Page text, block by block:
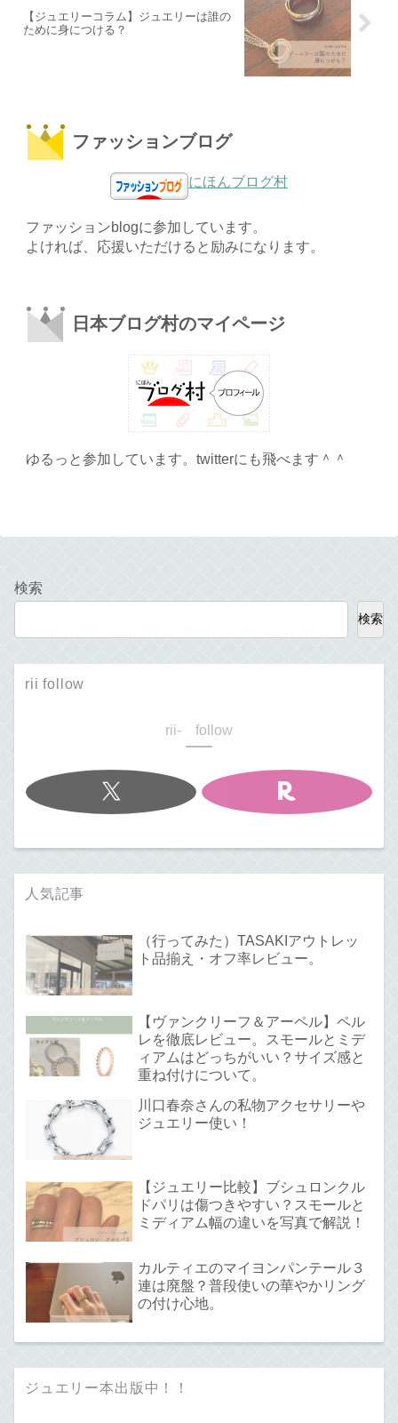
【ジュエリーコラム】ジュエリーは誰の
ために身につける？
ファッションブログ
にほんブログ村
ファッションblogに参加しています。
よければ、応援いただけると励みになります。
日本ブログ村のマイページ
ゆるっと参加しています。twitterにも飛べます＾＾
検索
検索
rii follow
rii- follow
人気記事
（行ってみた）TASAKIアウトレッ
ト品揃え・オフ率レビュー。
【ヴァンクリーフ＆アーペル】ペル
レを徹底レビュー。スモールとミデ
ィアムはどっちがいい？サイズ感と
重ね付けについて。
川口春奈さんの私物アクセサリーや
ジュエリー使い！
【ジュエリー比較】ブシュロンクル
ドパリは傷つきやすい？スモールと
ミディアム幅の違いを写真で解説！
カルティエのマイヨンパンテール３
連は廃盤？普段使いの華やかリング
の付け心地。
ジュエリー本出版中！！